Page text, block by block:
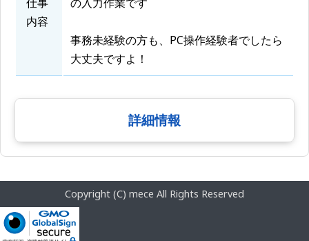
内容
事務未経験の方も、PC操作経験者でしたら
大丈夫ですよ！
詳細情報
Copyright (C) mece All Rights Reserved